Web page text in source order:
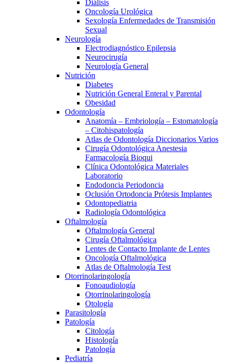
Diálisis
Oncología Urológica
Sexología Enfermedades de Transmisión
Sexual
Neurología
Electrodiagnóstico Epilepsia
Neurocirugía
Neurología General
Nutrición
Diabetes
Nutrición General Enteral y Parental
Obesidad
Odontología
Anatomía – Embriología – Estomatología
– Citohispatología
Atlas de Odontología Diccionarios Varios
Cirugía Odontológica Anestesia
Farmacología Bioqui
Clínica Odontológica Materiales
Laboratorio
Endodoncia Periodoncia
Oclusión Ortodoncia Prótesis Implantes
Odontopediatria
Radiología Odontológica
Oftalmología
Oftalmología General
Cirugía Oftalmológica
Lentes de Contacto Implante de Lentes
Oncología Oftalmológica
Atlas de Oftalmología Test
Otorrinolaringología
Fonoaudiología
Otorrinolaringología
Otología
Parasitología
Patología
Citología
Histología
Patología
Pediatría